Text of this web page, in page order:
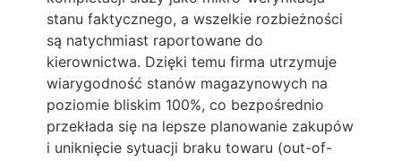
stanu faktycznego, a wszelkie rozbieżności
są natychmiast raportowane do
kierownictwa. Dzięki temu firma utrzymuje
wiarygodność stanów magazynowych na
poziomie bliskim 100%, co bezpośrednio
przekłada się na lepsze planowanie zakupów
i uniknięcie sytuacji braku towaru (out-of-